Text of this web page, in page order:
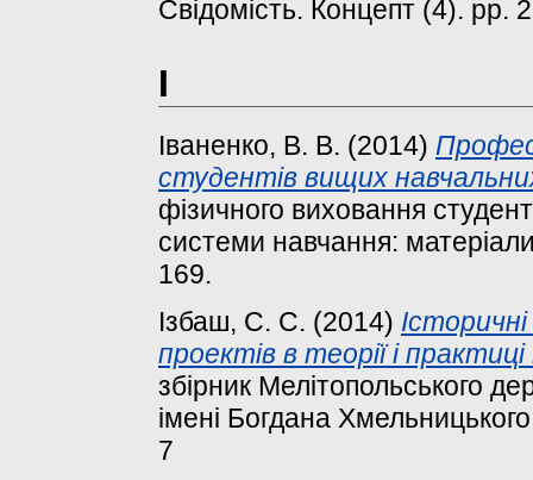
Свідомість. Концепт (4).
І
Іваненко, В. В. (2014)
студентів вищих
фізичного виховання
системи навчання:
169.
Ізбаш, С. С. (2014)
проектів в теорії і
збірник Мелітопольського
імені Богдана
7